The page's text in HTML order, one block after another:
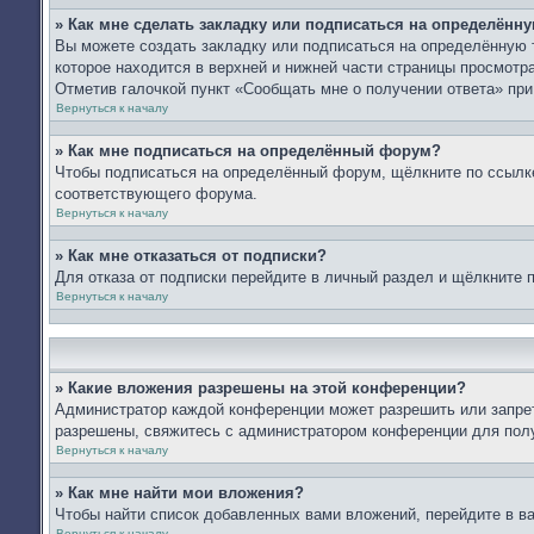
» Как мне сделать закладку или подписаться на
Вы можете создать закладку или подписаться на
которое находится в верхней и нижней части страницы
Отметив галочкой пункт «Сообщать мне о получении ответа»
Вернуться к началу
» Как мне подписаться на определённый форум?
Чтобы подписаться на определённый форум, щёлкните по
соответствующего форума.
Вернуться к началу
» Как мне отказаться от подписки?
Для отказа от подписки перейдите в личный раздел и щёлкните
Вернуться к началу
» Какие вложения разрешены на этой конференции?
Администратор каждой конференции может разрешить или
разрешены, свяжитесь с администратором конференции для
Вернуться к началу
» Как мне найти мои вложения?
Чтобы найти список добавленных вами вложений, перейдите в